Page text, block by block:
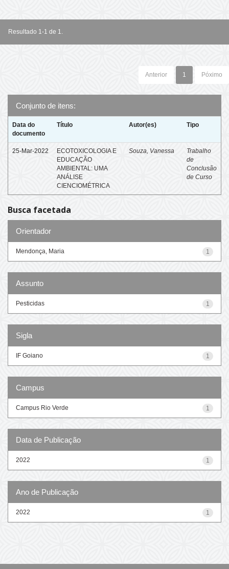
Resultado 1-1 de 1.
Anterior 1 Póximo
Conjunto de itens:
Data do
documento
Título Autor(es) Tipo
25-Mar-2022
ECOTOXICOLOGIA E
EDUCAÇÃO
AMBIENTAL: UMA
ANÁLISE
CIENCIOMÉTRICA
Souza, Vanessa
Trabalho
de
Conclusão
de Curso
Busca facetada
Orientador
1
Mendonça, Maria
Assunto
1
Pesticidas
Sigla
1
IF Goiano
Campus
1
Campus Rio Verde
Data de Publicação
1
2022
Ano de Publicação
1
2022